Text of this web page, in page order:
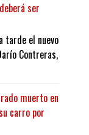
ser
tarde el nuevo
Contreras,
muerto en
carro por